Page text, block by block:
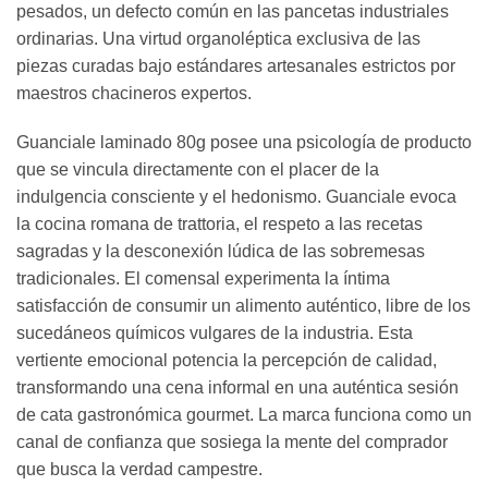
pesados, un defecto común en las pancetas industriales
ordinarias. Una virtud organoléptica exclusiva de las
piezas curadas bajo estándares artesanales estrictos por
maestros chacineros expertos.
Guanciale laminado 80g posee una psicología de producto
que se vincula directamente con el placer de la
indulgencia consciente y el hedonismo. Guanciale evoca
la cocina romana de trattoria, el respeto a las recetas
sagradas y la desconexión lúdica de las sobremesas
tradicionales. El comensal experimenta la íntima
satisfacción de consumir un alimento auténtico, libre de los
sucedáneos químicos vulgares de la industria. Esta
vertiente emocional potencia la percepción de calidad,
transformando una cena informal en una auténtica sesión
de cata gastronómica gourmet. La marca funciona como un
canal de confianza que sosiega la mente del comprador
que busca la verdad campestre.